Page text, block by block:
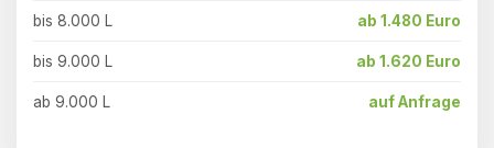
bis 8.000 L ab 1.480 Euro
bis 9.000 L ab 1.620 Euro
ab 9.000 L auf Anfrage